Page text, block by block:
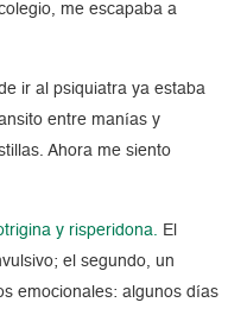
me escapaba a
ir al psiquiatra ya estaba
entre manías y
Ahora me siento
y risperidona. El
el segundo, un
emocionales: algunos días